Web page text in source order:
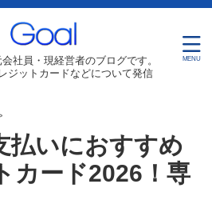
社員・現経営者のブログです。
ジットカードなどについて発信
払いにおすすめ
カード2026！専